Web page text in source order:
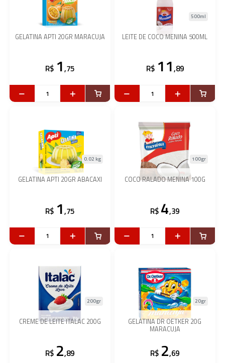
GELATINA APTI 20GR MARACUJA
R$ 1,75
LEITE DE COCO MENINA 500ML
500ml
R$ 11,89
GELATINA APTI 20GR ABACAXI
0.02 kg
R$ 1,75
COCO RALADO MENINA 100G
100gr
R$ 4,39
CREME DE LEITE ITALAC 200G
200gr
R$ 2,89
GELATINA DR OETKER 20G
MARACUJA
20gr
R$ 2,69